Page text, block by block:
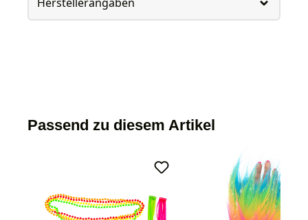
Herstellerangaben
Passend zu diesem Artikel